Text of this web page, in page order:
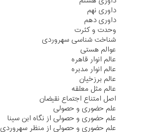
داوری نهم
داوری دهم
وحدت و کثرت
شناخت شناسی سهروردی
عوالم هستی
عالم انوار قاهره
عالم انوار مدبره
عالم برزخیان
عالم مثل معلقه
اصل امتناع اجتماع نقیضان
علم حضوری و حصولی
علم حضوری و حصولی از نگاه ابن سینا
علم حضوری و حصولی از منظر سهروردی